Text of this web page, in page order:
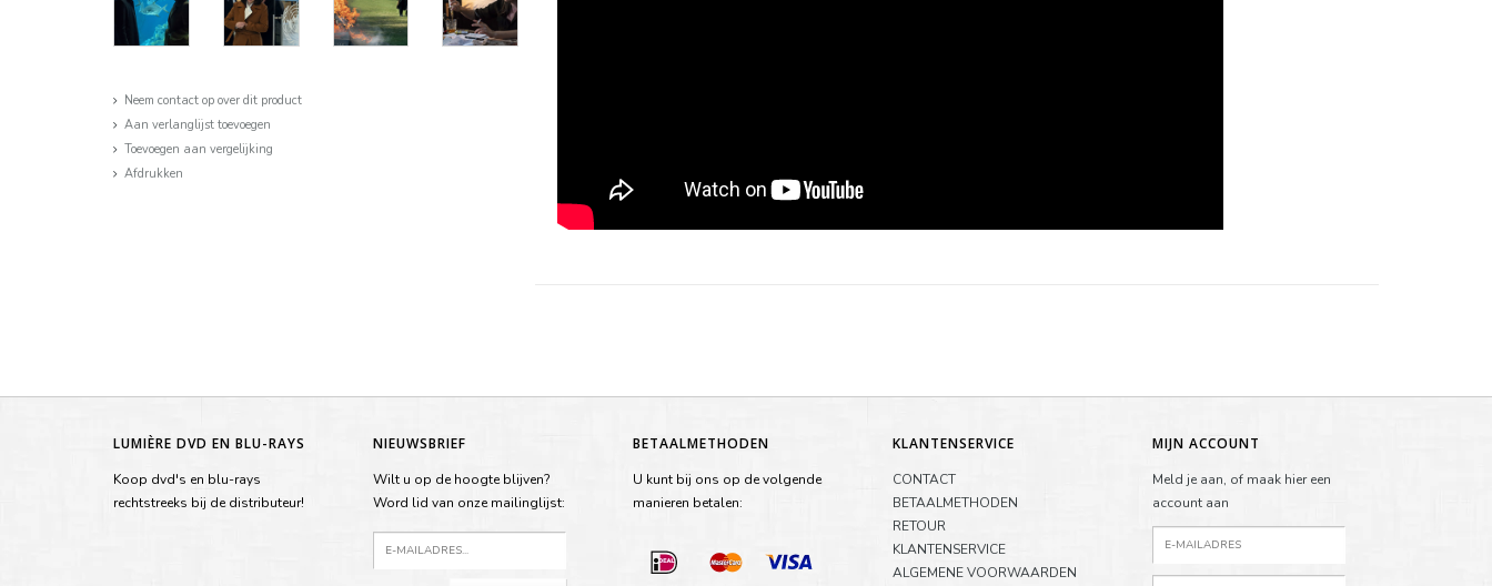
Neem contact op over dit product
Aan verlanglijst toevoegen
Toevoegen aan vergelijking
Afdrukken
LUMIÈRE DVD EN BLU-RAYS
Koop dvd's en blu-rays
rechtstreeks bij de distributeur!
NIEUWSBRIEF
Wilt u op de hoogte blijven?
Word lid van onze mailinglijst:
BETAALMETHODEN
U kunt bij ons op de volgende
manieren betalen:
KLANTENSERVICE
CONTACT
BETAALMETHODEN
RETOUR
KLANTENSERVICE
ALGEMENE VOORWAARDEN
MIJN ACCOUNT
Meld je aan, of maak hier een
account aan